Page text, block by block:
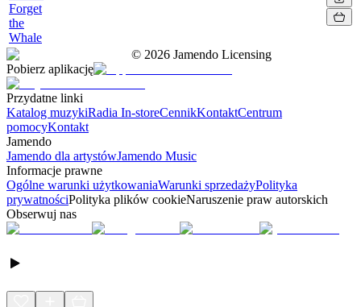
Forget
the
Whale
© 2026 Jamendo Licensing
Pobierz aplikację
Przydatne linki
Katalog muzykiRadia In-storeCennikKontaktCentrum
pomocyKontakt
Jamendo
Jamendo dla artystówJamendo Music
Informacje prawne
Ogólne warunki użytkowaniaWarunki sprzedażyPolityka
prywatnościPolityka plików cookieNaruszenie praw autorskich
Obserwuj nas